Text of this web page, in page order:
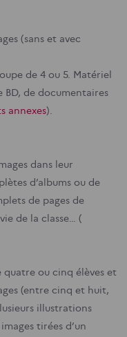
(sans et avec
de 4 ou 5. Matériel
BD, de documentaires
annexes).
dans leur
d’albums ou de
de pages de
de la classe… (
quatre ou cinq élèves et
(entre cinq et huit,
illustrations
tirées d’un